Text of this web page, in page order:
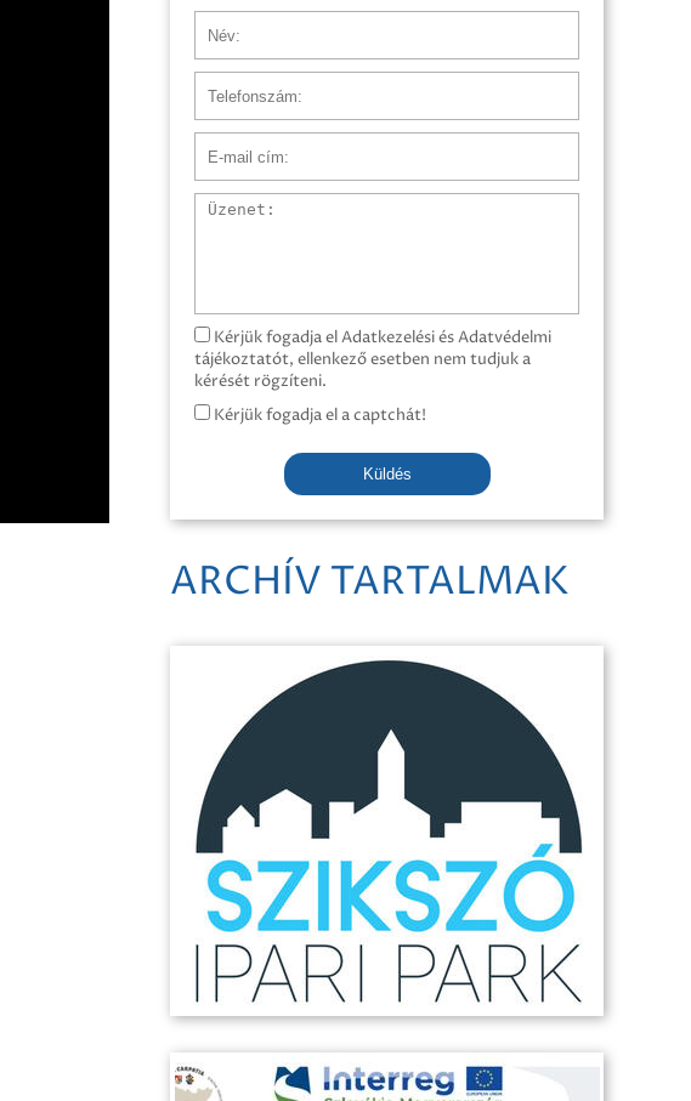
Üzenet
Kérjük fogadja el Adatkezelési és Adatvédelmi
tájékoztatót, ellenkező esetben nem tudjuk a
kérését rögzíteni.
Kérjük fogadja el a captchát!
Küldés
ARCHÍV TARTALMAK